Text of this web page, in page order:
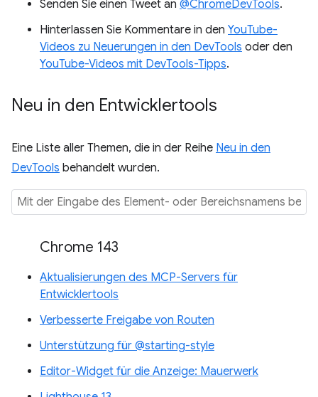
Senden Sie einen Tweet an @ChromeDevTools.
Hinterlassen Sie Kommentare in den YouTube-
Videos zu Neuerungen in den DevTools oder den
YouTube-Videos mit DevTools-Tipps.
Neu in den Entwicklertools
Eine Liste aller Themen, die in der Reihe Neu in den
DevTools behandelt wurden.
Chrome 143
Aktualisierungen des MCP-Servers für
Entwicklertools
Verbesserte Freigabe von Routen
Unterstützung für @starting-style
Editor-Widget für die Anzeige: Mauerwerk